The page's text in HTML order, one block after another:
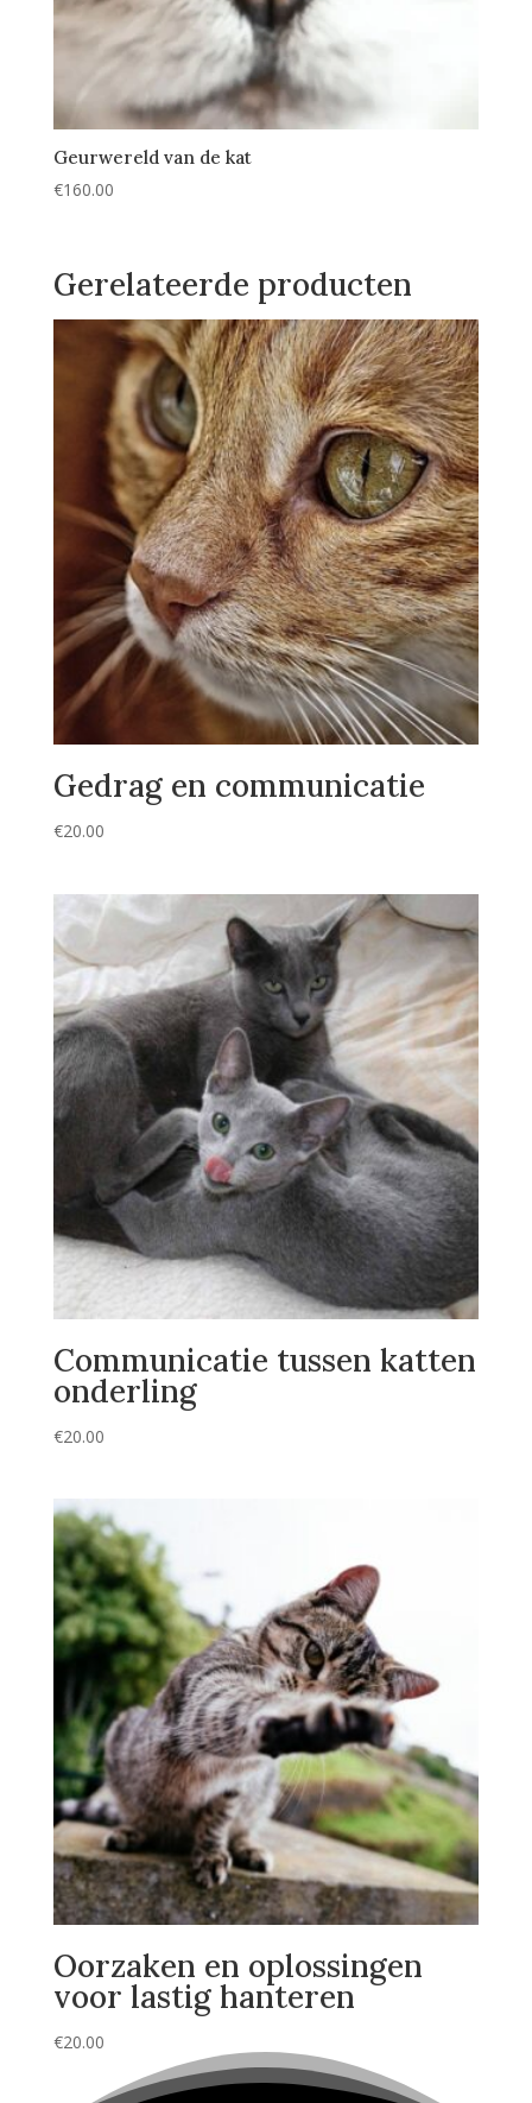
Geurwereld van de kat
€160.00
Gerelateerde producten
Gedrag en communicatie
€20.00
Communicatie tussen katten
onderling
€20.00
Oorzaken en oplossingen
voor lastig hanteren
€20.00